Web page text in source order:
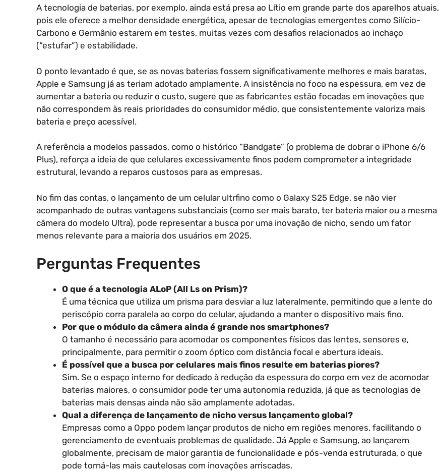
A tecnologia de baterias, por exemplo, ainda está presa ao Lítio em grande parte dos aparelhos atuais,
pois ele oferece a melhor densidade energética, apesar de tecnologias emergentes como Silício-
Carbono e Germânio estarem em testes, muitas vezes com desafios relacionados ao inchaço
(“estufar”) e estabilidade.
O ponto levantado é que, se as novas baterias fossem significativamente melhores e mais baratas,
Apple e Samsung já as teriam adotado amplamente. A insistência no foco na espessura, em vez de
aumentar a bateria ou reduzir o custo, sugere que as fabricantes estão focadas em inovações que
não correspondem às reais prioridades do consumidor médio, que consistentemente valoriza mais
bateria e preço acessível.
A referência a modelos passados, como o histórico “Bandgate” (o problema de dobrar o iPhone 6/6
Plus), reforça a ideia de que celulares excessivamente finos podem comprometer a integridade
estrutural, levando a reparos custosos para as empresas.
No fim das contas, o lançamento de um celular ultrfino como o Galaxy S25 Edge, se não vier
acompanhado de outras vantagens substanciais (como ser mais barato, ter bateria maior ou a mesma
câmera do modelo Ultra), pode representar a busca por uma inovação de nicho, sendo um fator
menos relevante para a maioria dos usuários em 2025.
Perguntas Frequentes
O que é a tecnologia ALoP (All Ls on Prism)?
É uma técnica que utiliza um prisma para desviar a luz lateralmente, permitindo que a lente do
periscópio corra paralela ao corpo do celular, ajudando a manter o dispositivo mais fino.
Por que o módulo da câmera ainda é grande nos smartphones?
O tamanho é necessário para acomodar os componentes físicos das lentes, sensores e,
principalmente, para permitir o zoom óptico com distância focal e abertura ideais.
É possível que a busca por celulares mais finos resulte em baterias piores?
Sim. Se o espaço interno for dedicado à redução da espessura do corpo em vez de acomodar
baterias maiores, o consumidor pode ter uma autonomia reduzida, já que as tecnologias de
baterias mais densas ainda não são amplamente adotadas.
Qual a diferença de lançamento de nicho versus lançamento global?
Empresas como a Oppo podem lançar produtos de nicho em regiões menores, facilitando o
gerenciamento de eventuais problemas de qualidade. Já Apple e Samsung, ao lançarem
globalmente, precisam de maior garantia de funcionalidade e pós-venda estruturada, o que
pode torná-las mais cautelosas com inovações arriscadas.